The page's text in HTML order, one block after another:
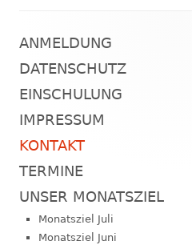
Haupt-
Seitenleiste
ANMELDUNG
DATENSCHUTZ
EINSCHULUNG
IMPRESSUM
KONTAKT
TERMINE
UNSER MONATSZIEL
Monatsziel Juli
Monatsziel Juni